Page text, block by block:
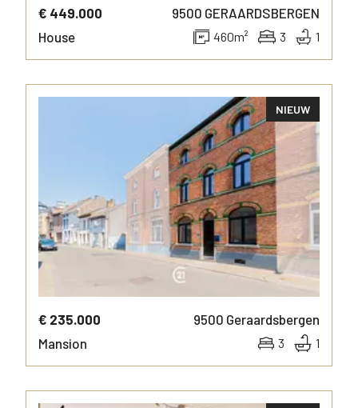
MORE INFO
€ 449.000 9500 GERAARDSBERGEN
House
460m² 3 1
NIEUW
€ 235.000 9500 Geraardsbergen
Mansion
3 1